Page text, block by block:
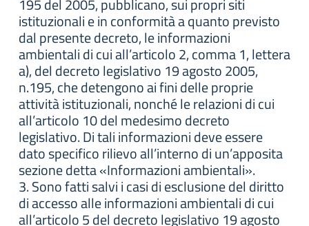
195 del 2005, pubblicano, sui propri siti
istituzionali e in conformità a quanto previsto
dal presente decreto, le informazioni
ambientali di cui all’articolo 2, comma 1, lettera
a), del decreto legislativo 19 agosto 2005,
n.195, che detengono ai fini delle proprie
attività istituzionali, nonché le relazioni di cui
all’articolo 10 del medesimo decreto
legislativo. Di tali informazioni deve essere
dato specifico rilievo all’interno di un’apposita
sezione detta «Informazioni ambientali».
3. Sono fatti salvi i casi di esclusione del diritto
di accesso alle informazioni ambientali di cui
all’articolo 5 del decreto legislativo 19 agosto